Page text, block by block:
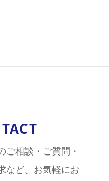
ご相談・ご質問・
など、お気軽にお